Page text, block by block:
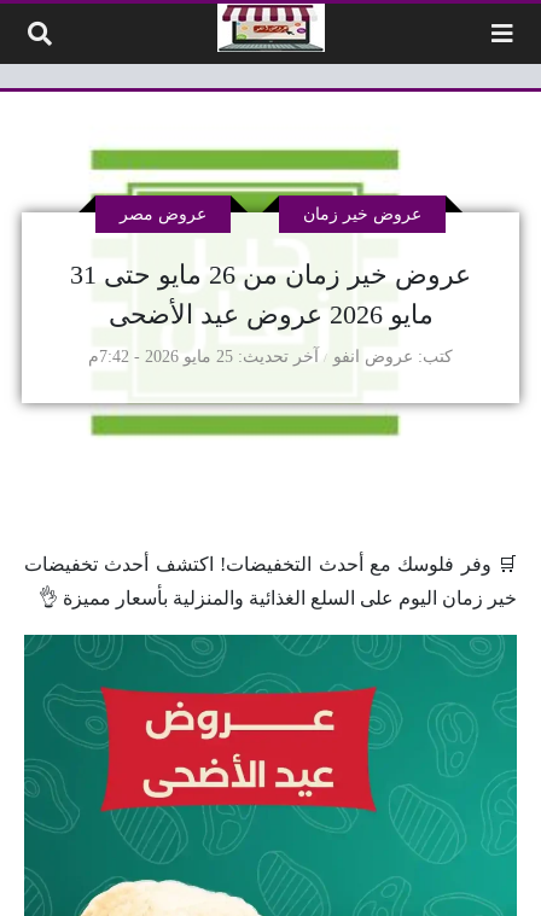
عروض خير زمان من 26 مايو حتى 31
مايو 2026 عروض عيد الأضحى
كتب عروض انفو
عروض خير زمان عروض مصر
آخر تحديث 25 مايو 2026 - 7:42م
🛒 وفر فلوسك مع أحدث التخفيضات! اكتشف أحدث تخفيضات
خير زمان اليوم على السلع الغذائية والمنزلية بأسعار مميزة 👌